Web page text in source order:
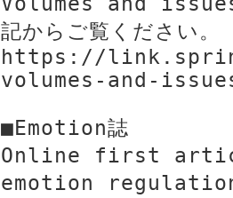
記からご覧ください。
https://
volumes-and-
■Emotion誌
Online first
emotion regulation